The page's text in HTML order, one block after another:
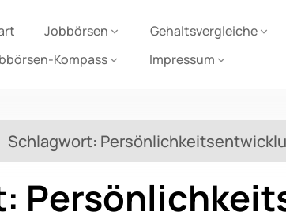
Jobbörsen Gehaltsvergleiche
Kompass
Impressum
Schlagwort: